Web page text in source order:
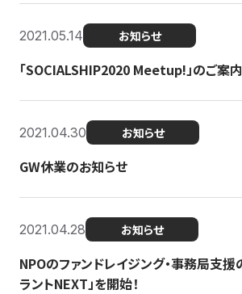
2021.05.14 お知らせ
「SOCIALSHIP2020 Meetup!」のご案内
2021.04.30 お知らせ
GW休業のお知らせ
2021.04.28 お知らせ
NPOのファンドレイジング・事務局支援
ラントNEXT」を開始！